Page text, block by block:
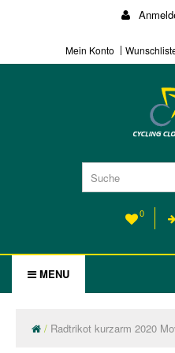
Mein Konto
0
MENU
Radtrikot kurzarm 2020